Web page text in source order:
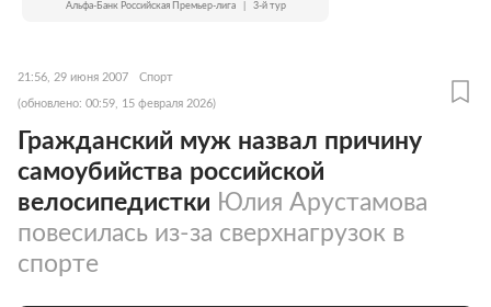
Альфа-Банк Российская Премьер-лига 3-й тур
21:56, 29 июня 2007 Спорт
(обновлено: 00:59, 15 февраля 2026)
Гражданский муж назвал причину
самоубийства российской
велосипедистки Юлия Арустамова
повесилась из-за сверхнагрузок в
спорте